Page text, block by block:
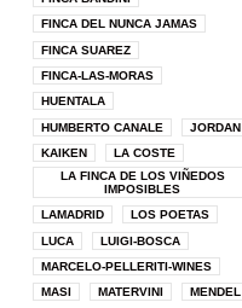
FINCA DEL NUNCA JAMAS
FINCA SUAREZ
FINCA-LAS-MORAS
HUENTALA
HUMBERTO CANALE
JORDAN
KAIKEN
LA COSTE
LA FINCA DE LOS VIÑEDOS
IMPOSIBLES
LAMADRID
LOS POETAS
LUCA
LUIGI-BOSCA
MARCELO-PELLERITI-WINES
MASI
MATERVINI
MENDEL